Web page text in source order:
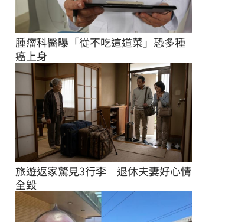
腫瘤科醫曝「從不吃這道菜」恐多種
癌上身
旅遊返家驚見3行李　退休夫妻好心情
全毀